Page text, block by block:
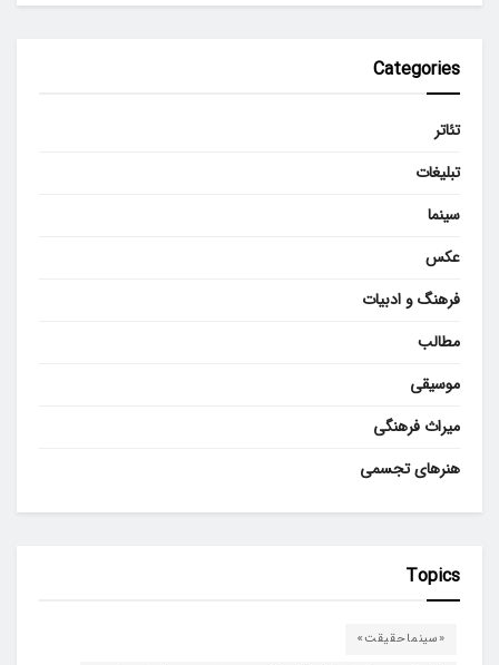
Categories
تئاتر
تبلیغات
سینما
عکس
فرهنگ و ادبیات
مطالب
موسیقی
میراث فرهنگی
هنرهای تجسمی
Topics
«سینماحقیقت»